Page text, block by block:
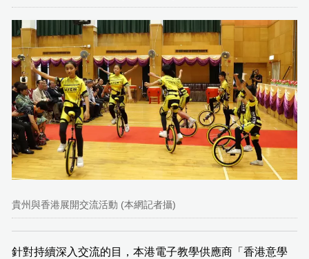
貴州與香港展開交流活動 (本網記者攝)
針對持續深入交流的目，本港電子教學供應商「香港意學